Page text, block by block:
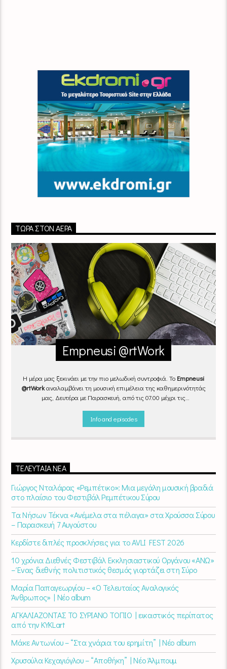
ΤΏΡΑ ΣΤΟΝ ΑΈΡΑ
Empneusi @rtWork
Η μέρα μας ξεκινάει με την πιο μελωδική συντροφιά. Το Empneusi
@rtWorkαναλαμβάνει τη μουσική επιμέλεια της καθημερινότητάς
μας, Δευτέρα με Παρασκευή, από τις 07.00 μέχρι τις
εναλλάσσονται αρμονικά, θυμίζοντάς μας πως δουλειά και
Καθημερινά(Δευτέρα-Παρασκευή)
Info and episodes
ΤΕΛΕΥΤΑΊΑ ΝΈΑ
Γιώργος Νταλάρας «Ρεμπέτικο»: Μια μεγάλη μουσική βραδιά
στο πλαίσιο του Φεστιβάλ Ρεμπέτικου Σύρου
Τα Νήσων Τέκνα «Ανέμελα στα πέλαγα» στα Χρούσσα Σύρου
– Παρασκευή 7 Αυγούστου
Κερδίστε διπλές προσκλήσεις για το AVLI FEST 2026
10 χρόνια Διεθνές Φεστιβάλ Εκκλησιαστικού Οργάνου «ΑΝΩ»
– Ένας διεθνής πολιτιστικός θεσμός γιορτάζει στη Σύρο​
Μαρία Παπαγεωργίου – «Ο Τελευταίος Αναλογικός
Άνθρωπος» | Νέο album
ΑΓΚΑΛΙΑΖΟΝΤΑΣ ΤΟ ΣΥΡΙΑΝΟ ΤΟΠΙΟ | εικαστικός περίπατος
από την KYKLart
Μάκε Αντωνίου – “Στα χνάρια του ερημίτη” | Νέο album
Χρυσούλα Κεχαγιόγλου – “Αποθήκη” | Νέο Άλμπουμ